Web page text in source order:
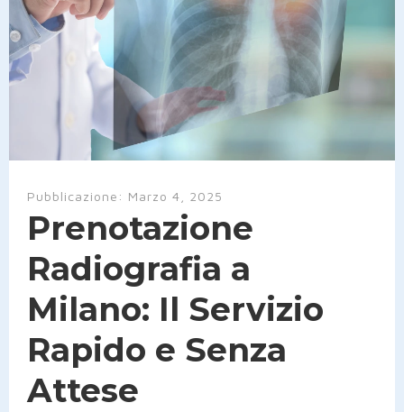
Pubblicazione: Marzo 4, 2025
Prenotazione
Radiografia a
Milano: Il Servizio
Rapido e Senza
Attese